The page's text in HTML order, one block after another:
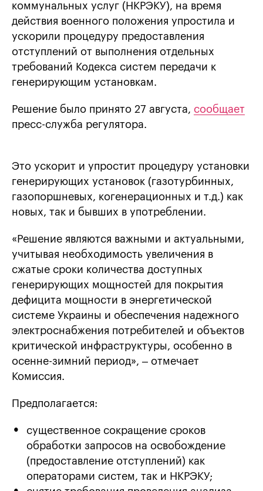
коммунальных услуг (НКРЭКУ), на время
действия военного положения упростила и
ускорили процедуру предоставления
отступлений от выполнения отдельных
требований Кодекса систем передачи к
генерирующим установкам.
Решение было принято 27 августа, сообщает
пресс-служба регулятора.
Это ускорит и упростит процедуру установки
генерирующих установок (газотурбинных,
газопоршневых, когенерационных и т.д.) как
новых, так и бывших в употреблении.
«Решение являются важными и актуальными,
учитывая необходимость увеличения в
сжатые сроки количества доступных
генерирующих мощностей для покрытия
дефицита мощности в энергетической
системе Украины и обеспечения надежного
электроснабжения потребителей и объектов
критической инфраструктуры, особенно в
осенне-зимний период», – отмечает
Комиссия.
Предполагается:
существенное сокращение сроков
обработки запросов на освобождение
(предоставление отступлений) как
операторами систем, так и НКРЭКУ;